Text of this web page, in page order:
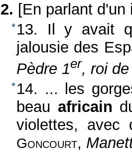
2. [En parlant
13. Il y avait
jalousie des
Pèdre 1er, roi
14. ... les
beau africain
violettes, avec
Goncourt,